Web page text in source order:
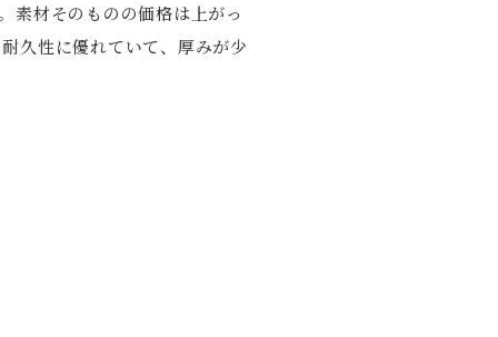
素材そのものの価格は上がっ
久性に優れていて、厚みが少